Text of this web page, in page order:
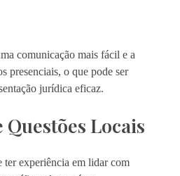
comunicação mais fácil e a
presenciais, o que pode ser
jurídica eficaz.
Questões Locais
experiência em lidar com